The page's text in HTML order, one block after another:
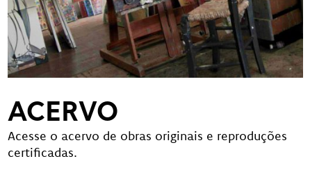
ACERVO
Acesse o acervo de obras originais e reproduções
certificadas.